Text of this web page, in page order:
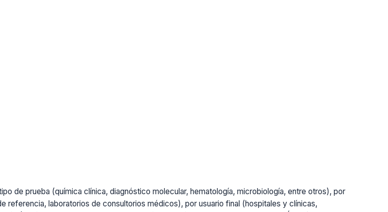
de prueba (química clínica, diagnóstico molecular, hematología, microbiología, entre otros), por
laboratorios de consultorios médicos), por usuario final (hospitales y clínicas,